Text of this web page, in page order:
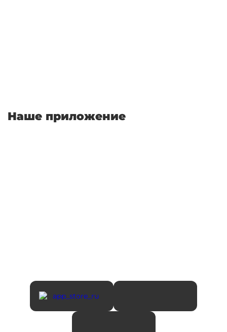
Наше приложение